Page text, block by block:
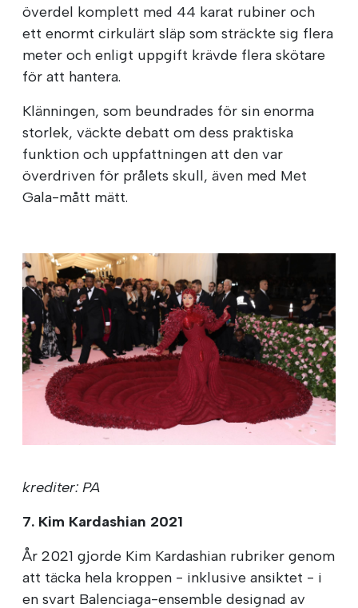
överdel komplett med 44 karat rubiner och
ett enormt cirkulärt släp som sträckte sig flera
meter och enligt uppgift krävde flera skötare
för att hantera.
Klänningen, som beundrades för sin enorma
storlek, väckte debatt om dess praktiska
funktion och uppfattningen att den var
överdriven för prålets skull, även med Met
Gala-mått mätt.
krediter: PA
7. Kim Kardashian 2021
År 2021 gjorde Kim Kardashian rubriker genom
att täcka hela kroppen - inklusive ansiktet - i
en svart Balenciaga-ensemble designad av